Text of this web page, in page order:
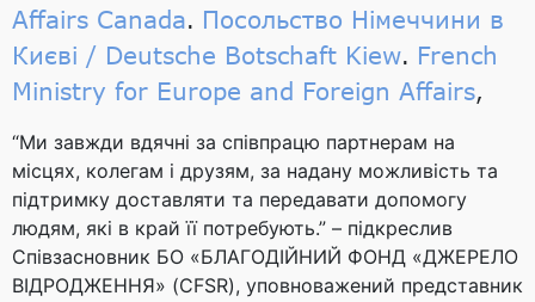
Affairs Canada. Посольство Німеччини в
Києві / Deutsche Botschaft Kiew. French
Ministry for Europe and Foreign Affairs,
“Ми завжди вдячні за співпрацю партнерам на
місцях, колегам і друзям, за надану можливість та
підтримку доставляти та передавати допомогу
людям, які в край її потребують.” – підкреслив
Співзасновник БО «БЛАГОДІЙНИЙ ФОНД «ДЖЕРЕЛО
ВІДРОДЖЕННЯ» (CFSR), уповноважений представник